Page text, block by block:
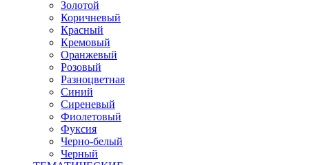
Золотой
Коричневый
Красный
Кремовый
Оранжевый
Розовый
Разноцветная
Синий
Сиреневый
Фиолетовый
Фуксия
Черно-белый
Черный